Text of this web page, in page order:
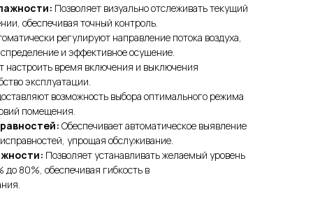
Позволяет визуально отслеживать текущий
обеспечивая точный контроль.
регулируют направление потока воздуха,
и эффективное осушение.
настроить время включения и выключения
эксплуатации.
возможность выбора оптимального режима
помещения.
Обеспечивает автоматическое выявление
упрощая обслуживание.
Позволяет устанавливать желаемый уровень
до 80%, обеспечивая гибкость в